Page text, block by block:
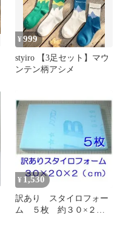
¥999
styiro 【3足セット】マウ
ンテン柄アシメ
¥ 1,530
訳あり スタイロフォー
ム ５枚 約３０×２０×